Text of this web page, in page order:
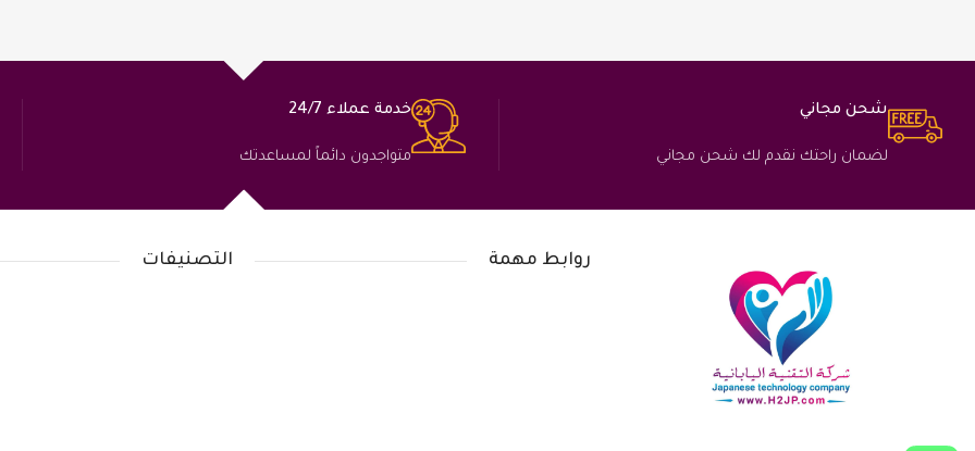
شحن مجاني
لضمان راحتك نقدم لك شحن مجاني
خدمة عملاء 24/7
متواجدون دائماً لمساعدتك
روابط مهمة التصنيفات